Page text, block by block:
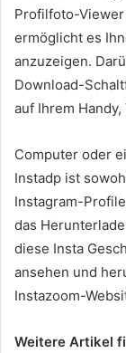
Profilfoto-
ermöglicht es
anzuzeigen.
Download-
auf Ihrem Handy,
Computer oder
Instadp ist
Instagram-
das
diese Insta
ansehen und
Instazoom-
Weitere Artikel